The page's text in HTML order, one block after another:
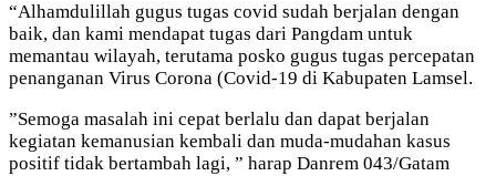
“Alhamdulillah gugus tugas covid sudah berjalan dengan
baik, dan kami mendapat tugas dari Pangdam untuk
memantau wilayah, terutama posko gugus tugas percepatan
penanganan Virus Corona (Covid-19 di Kabupaten Lamsel.
”Semoga masalah ini cepat berlalu dan dapat berjalan
kegiatan kemanusian kembali dan muda-mudahan kasus
positif tidak bertambah lagi, ” harap Danrem 043/Gatam